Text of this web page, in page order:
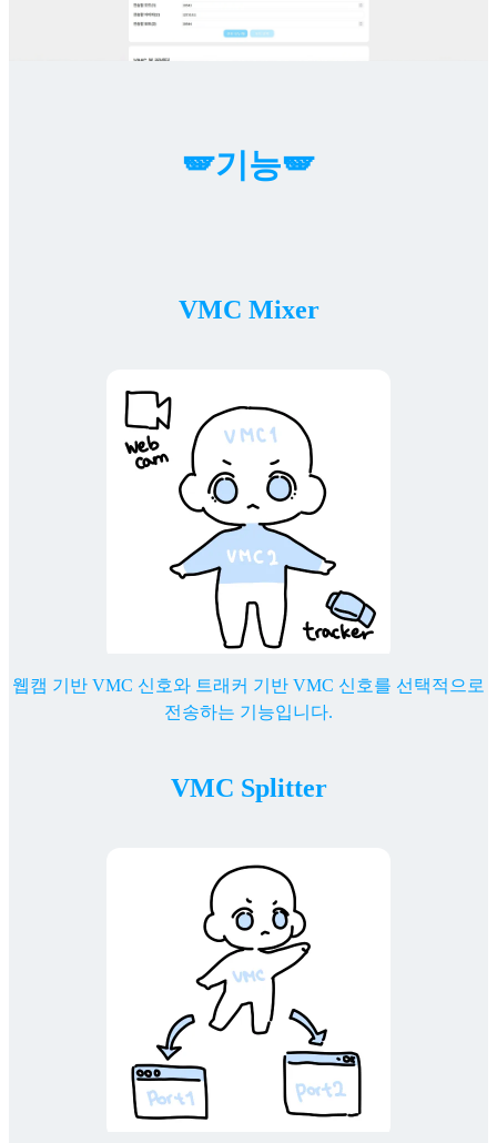
🪽기능🪽
VMC Mixer
웹캠 기반 VMC 신호와 트래커 기반 VMC 신호를 선택적으로
전송하는 기능입니다.
VMC Splitter